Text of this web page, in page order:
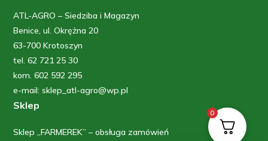
ATL-AGRO – Siedziba i Magazyn
Benice, ul. Okrężna 20
63-700 Krotoszyn
tel. 62 721 25 30
kom. 602 592 295
e-mail: sklep_atl-agro@wp.pl
Sklep
Sklep „FARMEREK” – obsługa zamówień
0